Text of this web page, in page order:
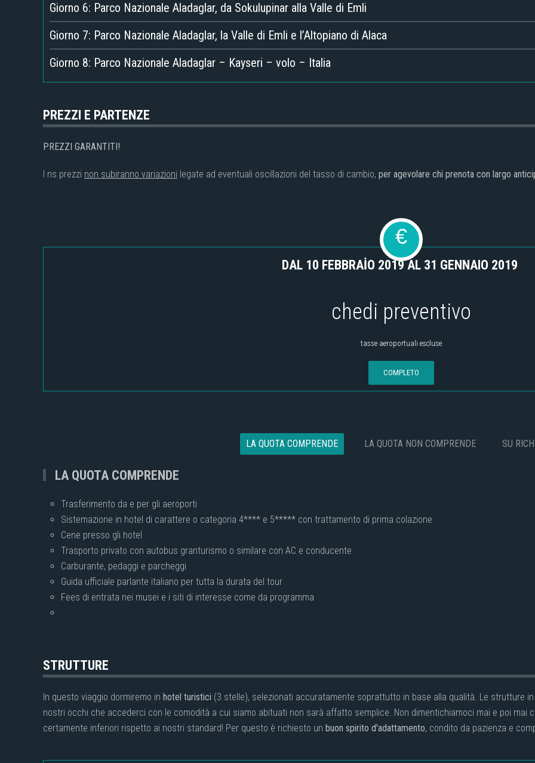
Giorno 6: Parco Nazionale Aladaglar, da Sokulupinar alla Valle di Emli
Giorno 7: Parco Nazionale Aladaglar, la Valle di Emli e l’Altopiano di Alaca
Giorno 8: Parco Nazionale Aladaglar – Kayseri – volo – Italia
PREZZI E PARTENZE
PREZZI GARANTITI!
I ns prezzi non subiranno variazioni legate ad eventuali oscillazioni del tasso di cambio, per agevolare chi prenota con largo
€
DAL 10 FEBBRAİO 2019 AL 31 GENNAIO 2019
chedi preventivo
tasse aeroportuali escluse
COMPLETO
LA QUOTA COMPRENDE LA QUOTA NON COMPRENDE SU
LA QUOTA COMPRENDE
Trasferimento da e per gli aeroporti
Sistemazione in hotel di carattere o categoria 4**** e 5***** con trattamento di prima colazione
Cene presso gli hotel
Trasporto privato con autobus granturismo o similare con AC e conducente
Carburante, pedaggi e parcheggi
Guida ufficiale parlante italiano per tutta la durata del tour
Fees di entrata nei musei e i siti di interesse come da programma
STRUTTURE
In questo viaggio dormiremo in hotel turistici (3 stelle), selezionati accuratamente soprattutto in base alla qualità. Le strutture
nostri occhi che accederci con le comodità a cui siamo abituati non sarà affatto semplice. Non dimentichiamoci mai e poi mai
certamente inferiori rispetto ai nostri standard! Per questo è richiesto un buon spirito d'adattamento, condito da pazienza e